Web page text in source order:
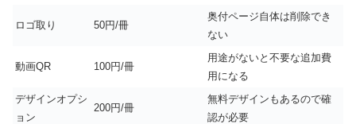
ロゴ取り 50円/冊
奥付ページ自体は削除でき
ない
動画QR 100円/冊
用途がないと不要な追加費
用になる
デザインオプシ
ョン
200円/冊
無料デザインもあるので確
認が必要